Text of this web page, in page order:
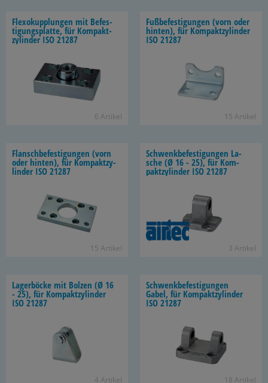
Flexo­kupp­lun­gen mit Be­fes­
ti­gungs­plat­te, für Kom­pakt­
zy­lin­der ISO 21287
6 Ar­ti­kel
Fuß­be­fes­ti­gun­gen (vorn oder
hin­ten), für Kom­pakt­zy­lin­der
ISO 21287
15 Ar­ti­kel
Flansch­be­fes­ti­gun­gen (vorn
oder hin­ten), für Kom­pakt­zy­
lin­der ISO 21287
15 Ar­ti­kel
Schwenk­be­fes­ti­gun­gen La­
sche (Ø 16 - 25), für Kom­
pakt­zy­lin­der ISO 21287
3 Ar­ti­kel
La­ger­bö­cke mit Bol­zen (Ø 16
- 25), für Kom­pakt­zy­lin­der
ISO 21287
4 Ar­ti­kel
Schwenk­be­fes­ti­gun­gen
Gabel, für Kom­pakt­zy­lin­der
ISO 21287
18 Ar­ti­kel